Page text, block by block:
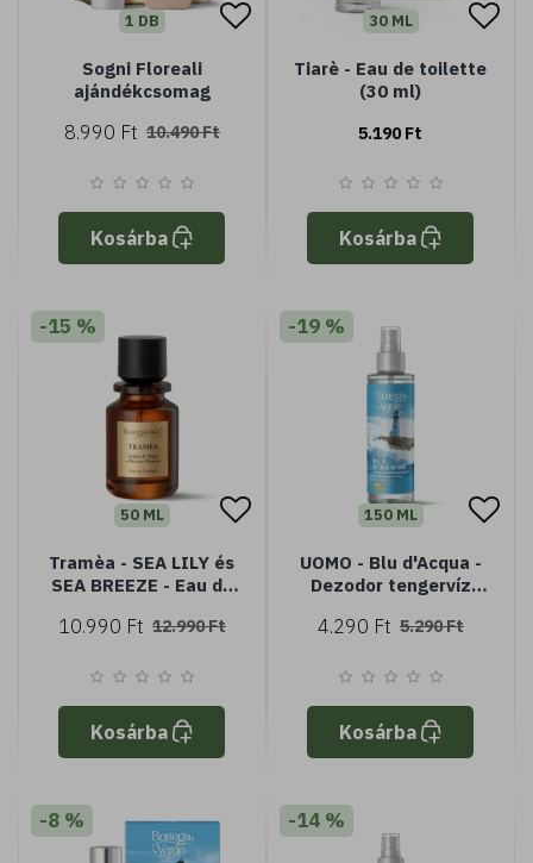
1 DB
Sogni Floreali
ajándékcsomag
8.990 Ft 10.490 Ft
Kosárba
30 ML
Tiarè - Eau de toilette
(30 ml)
5.190 Ft
Kosárba
-15 %
50 ML
Tramèa - SEA LILY és
SEA BREEZE - Eau de
10.990 Ft 12.990 Ft
Kosárba
-19 %
150 ML
UOMO - Blu d'Acqua -
Dezodor tengervíz
4.290 Ft 5.290 Ft
Kosárba
-8 % -14 %